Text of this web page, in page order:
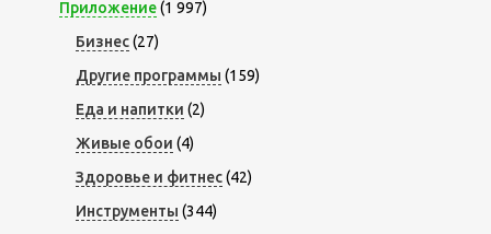
Приложение(1 997)
Бизнес(27)
Другие программы (159)
Еда и напитки (2)
Живые обои (4)
Здоровье и фитнес(42)
Инструменты (344)